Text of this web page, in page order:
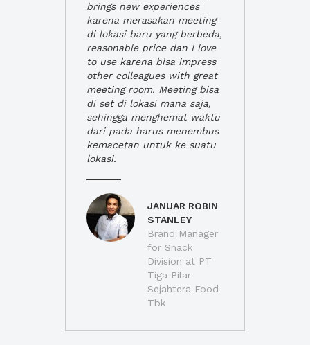
brings new experiences
karena merasakan meeting
di lokasi baru yang berbeda,
reasonable price dan I love
to use karena bisa impress
other colleagues with great
meeting room. Meeting bisa
di set di lokasi mana saja,
sehingga menghemat waktu
dari pada harus menembus
kemacetan untuk ke suatu
lokasi.
JANUAR ROBIN
STANLEY
Brand Manager
for Snack
Division at PT
Tiga Pilar
Sejahtera Food
Tbk